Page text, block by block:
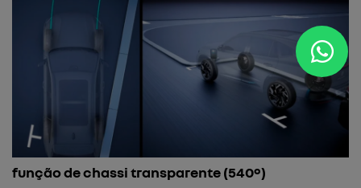
função de chassi transparente (540º)